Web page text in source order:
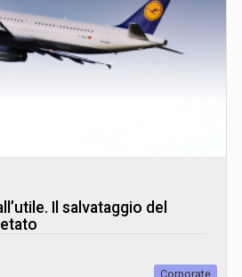
Il salvataggio del
Corporate